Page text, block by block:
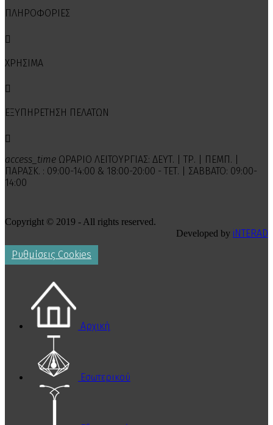
ΠΛΗΡΟΦΟΡΙΕΣ

ΧΡΗΣΙΜΑ

ΕΞΥΠΗΡΕΤΗΣΗ ΠΕΛΑΤΩΝ

access_time ΩΡΑΡΙΟ ΛΕΙΤΟΥΡΓΙΑΣ: ΔΕΥΤ. | ΤΡ. | ΠΕΜΠ. |
ΠΑΡΑΣΚ. : 09:00-14:00 & 18:00-20:00 - ΤΕΤ. | ΣΑΒΒΑΤΟ: 09:00-
14:00
Copyright © 2019 - All rights reserved.
Developed by iNTERAD
Ρυθμίσεις Cookies
Αρχική
Εσωτερικού